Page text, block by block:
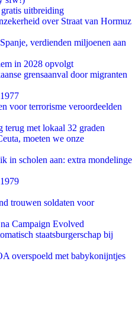
uitbreiding
over Straat van Hormuz
verdienden miljoenen aan
in 2028 opvolgt
grensaanval door migranten
voor terrorisme veroordeelden
terug met lokaal 32 graden
moeten we onze
in scholen aan: extra mondelinge
trouwen soldaten voor
Campaign Evolved
staatsburgerschap bij
overspoeld met babykonijntjes